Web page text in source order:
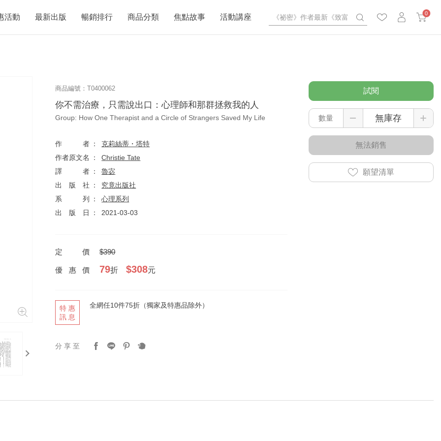
0
活動 最新出版 暢銷排行 商品分類 焦點故事 活動講座
商品編號：T0400062
你不需治療，只需說出口：心理師和那群拯救我的人
Group: How One Therapist and a Circle of Strangers Saved My Life
作者
克莉絲蒂・塔特
作者原文名
Christie Tate
譯者
魯宓
出版社
究竟出版社
系列
心理系列
出版日
2021-03-03
定價 $390
優惠價 79折$308元
特惠
訊息
全網任10件75折（獨家及特惠品除外）
分享至
試閱
數量
無法銷售
願望清單